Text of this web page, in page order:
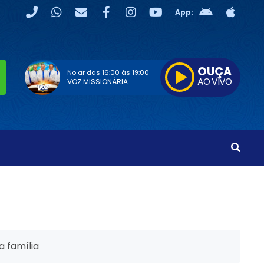
App:
No ar das 16:00 às 19:00
VOZ MISSIONÁRIA
OUÇA
AO VIVO
família